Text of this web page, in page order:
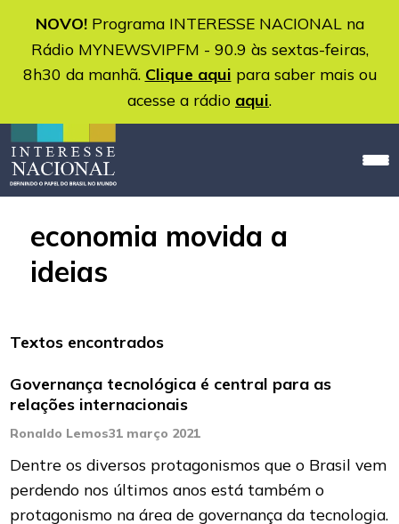
NOVO!Programa INTERESSE NACIONAL na
Rádio MYNEWSVIPFM - 90.9 às sextas-feiras,
8h30 da manhã. Clique aqui para saber mais ou
acesse a rádio aqui.
economia movida a
ideias
Textos encontrados
Governança tecnológica é central para as
relações internacionais
Ronaldo Lemos31 março 2021
Dentre os diversos protagonismos que o Brasil vem
perdendo nos últimos anos está também o
protagonismo na área de governança da tecnologia.